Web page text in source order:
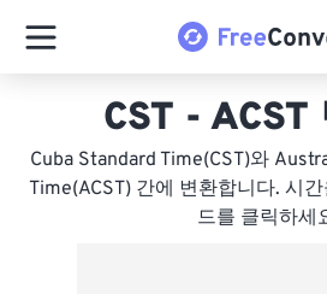
CST - ACST
Cuba Standard Time(CST)와
Time(ACST) 간에 변환합니다. 시
드를 클릭하세